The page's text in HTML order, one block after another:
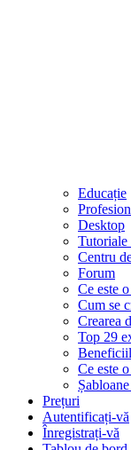
Educație
Desktop
Tutoriale
Centru
Forum
Ce este
Cum se
Crearea
Top 29
Ce este
Prețuri
Autentificați-vă
Înregistrați-vă